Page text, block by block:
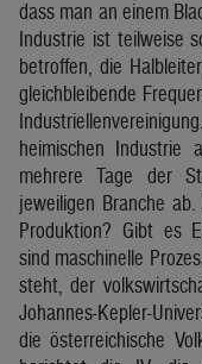
dass man an einem
Industrie ist teilweise
betroffen, die
gleichbleibende
heimischen Industrie
mehrere Tage der
jeweiligen Branche
Produktion? Gibt es
sind maschinelle
steht, der
Johannes-Kepler-
die österreichische